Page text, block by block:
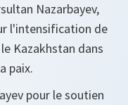
Nazarbayev,
l'intensification de
Kazakhstan dans
paix.
pour le soutien